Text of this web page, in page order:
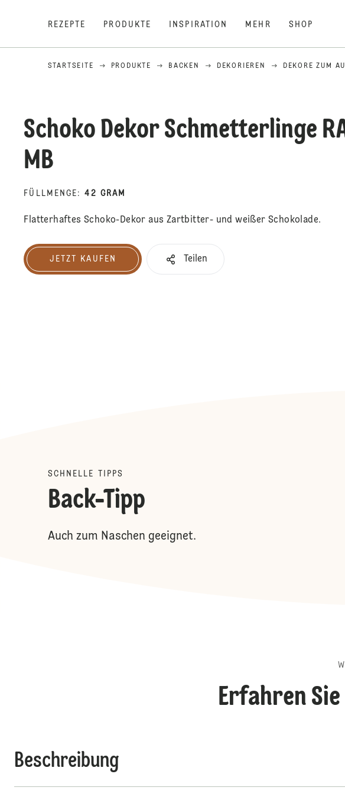
REZEPTE PRODUKTE INSPIRATION MEHR SHOP
STARTSEITE PRODUKTE BACKEN DEKORIEREN DEKORE ZUM
Schoko Dekor Schmetterlinge
MB
FÜLLMENGE : 42 GRAM
Flatterhaftes Schoko-Dekor aus Zartbitter- und weißer Schokolade.
Jetzt kaufenJETZT KAUFEN Teilen
SCHNELLE TIPPS
Back-Tipp
Auch zum Naschen geeignet.
Erfahren
Beschreibung